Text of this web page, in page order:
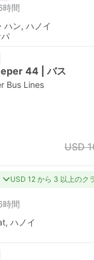
時間
ハン, ハノイ
44 | バス
Bus Lines
USD
USD 12 から 3 以上のク
時間
ハノイ